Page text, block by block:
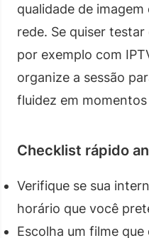
qualidade de
rede. Se quiser
por exemplo com
organize a sessão
fluidez em
Checklist rápido
Verifique se sua
horário que você
Escolha um filme